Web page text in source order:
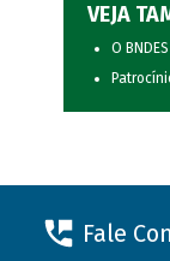
VEJA
O
Fale